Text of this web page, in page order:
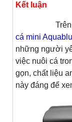
Kết luận
cá mini
những người
việc nuôi cá
gọn, chất liệu
này đáng để